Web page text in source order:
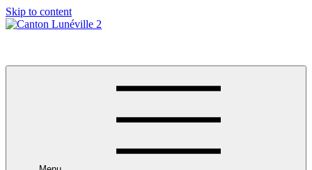
Skip to content